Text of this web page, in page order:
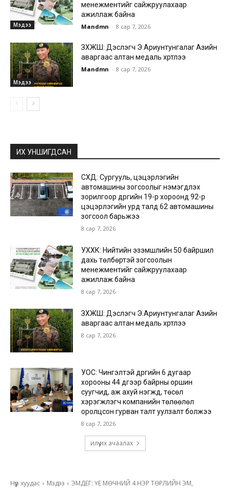
Мэдээ
менежментийг сайжруулахаар
ажиллаж байна
Mandmn - 8 сар 7, 2026
Мэдээ
ЗХЖШ: Дэслэгч Э.Ариунтунгалаг Азийн
аваргаас алтан медаль хүртлээ
Mandmn - 8 сар 7, 2026
ИХ УНШИГДСАН
СХД: Сургууль, цэцэрлэгийн
автомашины зогсоолыг нэмэгдүүлэх
зорилгоор дүүргийн 19-р хороонд 92-р
цэцэрлэгийн урд талд 62 автомашины
зогсоол барьжээ
8 сар 7, 2026
УХХК: Нийтийн эзэмшлийн 50 байршил
дахь төлбөртэй зогсоолын
менежментийг сайжруулахаар
ажиллаж байна
8 сар 7, 2026
ЗХЖШ: Дэслэгч Э.Ариунтунгалаг Азийн
аваргаас алтан медаль хүртлээ
8 сар 7, 2026
УОС: Чингэлтэй дүүргийн 6 дугаар
хорооны 44 дүгээр байрны оршин
суугчид, аж ахуй нэгжүүд, төсөл
хэрэгжүүлэгч компанийн төлөөлөл
оролцсон гурван талт уулзалт болжээ
8 сар 7, 2026
илүү их ачаалах